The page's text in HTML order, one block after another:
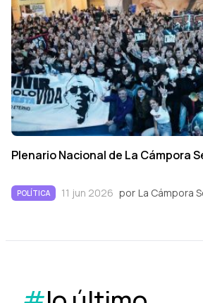
Plenario Nacional de La Cámpora
POLÍTICA 11 jun 2026 por La Cámpora